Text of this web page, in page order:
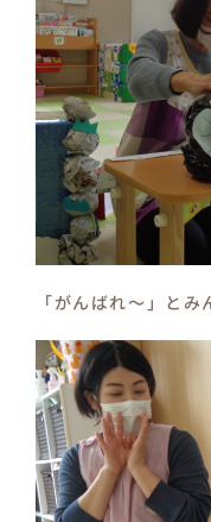
介護施設ケアハウス
「がんばれ～」と